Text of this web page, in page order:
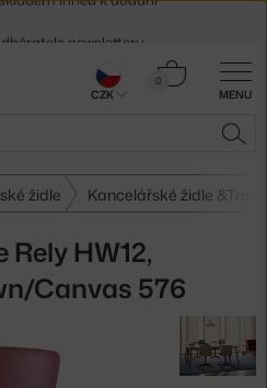
MENU
0
Košík
židle Kancelářské židle
HW12,
Canvas 576
vrácení zboží
CZK